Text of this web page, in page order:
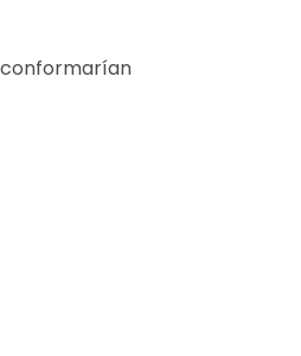
conformarían